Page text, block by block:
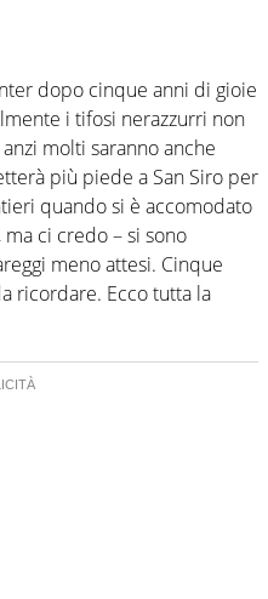
dopo cinque anni di gioie
i tifosi nerazzurri non
molti saranno anche
più piede a San Siro per
quando si è accomodato
ci credo – si sono
meno attesi. Cinque
ricordare. Ecco tutta la